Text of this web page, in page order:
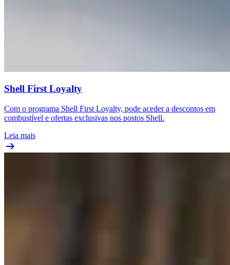
Shell First Loyalty
Com o programa Shell First Loyalty, pode aceder a descontos em
combustível e ofertas exclusivas nos postos Shell.
Leia mais